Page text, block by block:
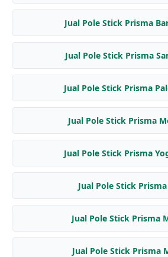
Jual Pole Stick Prisma
Jual Pole Stick Prisma
Jual Pole Stick Prisma
Jual Pole Stick Prisma
Jual Pole Stick Prisma
Jual Pole Stick
Jual Pole Stick Prisma
Jual Pole Stick Prisma